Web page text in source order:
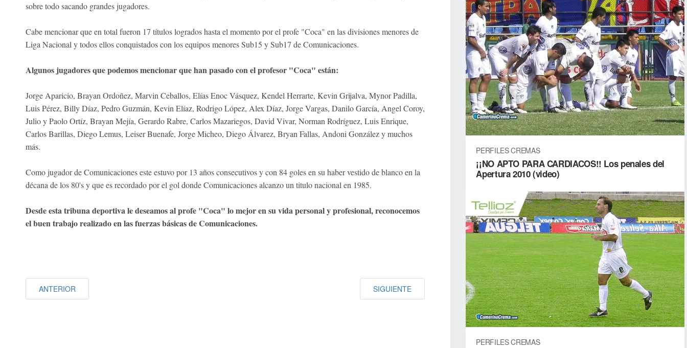
sobre todo sacando grandes jugadores.
Cabe mencionar que en total fueron 17 títulos logrados hasta el momento por el profe "Coca" en las divisiones menores de
Liga Nacional y todos ellos conquistados con los equipos menores Sub15 y Sub17 de Comunicaciones.
Algunos jugadores que podemos mencionar que han pasado con el profesor "Coca" están:
Jorge Aparicio, Brayan Ordoñez, Marvin Ceballos, Elías Enoc Vásquez, Kendel Herrarte, Kevin Grijalva, Mynor Padilla,
Luis Pérez, Billy Díaz, Pedro Guzmán, Kevin Elíaz, Rodrigo López, Alex Díaz, Jorge Vargas, Danilo García, Angel Coroy,
Julio y Paolo Ortíz, Brayan Mejía, Gerardo Rabre, Carlos Mazariegos, David Vivar, Norman Rodríguez, Luis Enrique,
Carlos Barillas, Diego Lemus, Leiser Buenafe, Jorge Micheo, Diego Álvarez, Bryan Fallas, Andoni González y muchos
más.
Como jugador de Comunicaciones este estuvo por 13 años consecutivos y con 84 goles en su haber vestido de blanco en la
décana de los 80's y que es recordado por el gol donde Comunicaciones alcanzo un titulo nacional en 1985.
Desde esta tribuna deportiva le deseamos al profe "Coca" lo mejor en su vida personal y profesional, reconocemos
el buen trabajo realizado en las fuerzas básicas de Comunicaciones.
ANTERIOR SIGUIENTE
PERFILES CREMAS
¡¡NO APTO PARA CARDIACOS!! Los penales del
Apertura 2010 (video)
PERFILES CREMAS